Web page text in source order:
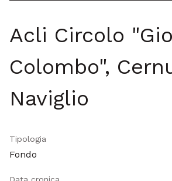
Acli Circolo
Colombo",
Naviglio
Tipologia
Fondo